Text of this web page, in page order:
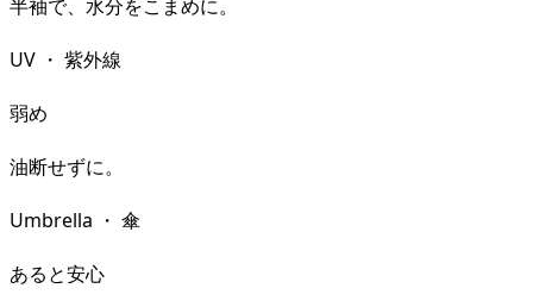
半袖で、水分をこまめに。
UV ・ 紫外線
弱め
油断せずに。
Umbrella ・ 傘
あると安心